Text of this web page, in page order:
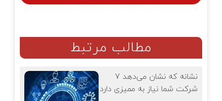
مطالب مرتبط
7 نشانه که نشان می‌دهد
شرکت شما نیاز به ممیزی دارد